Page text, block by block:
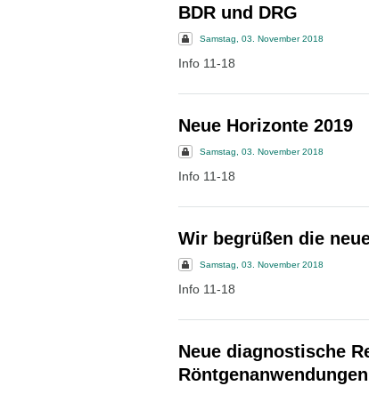
BDR und DRG
Samstag, 03. November 2018
Info 11-18
Neue Horizonte 2019
Samstag, 03. November 2018
Info 11-18
Wir begrüßen die
Samstag, 03. November 2018
Info 11-18
Neue diagnostische